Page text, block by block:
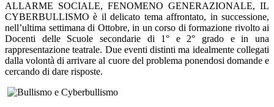
ALLARME SOCIALE, FENOMENO GENERAZIONALE, IL
CYBERBULLISMO è il delicato tema affrontato, in successione,
nell’ultima settimana di Ottobre, in un corso di formazione rivolto ai
Docenti delle Scuole secondarie di 1° e 2° grado e in una
rappresentazione teatrale. Due eventi distinti ma idealmente collegati
dalla volontà di arrivare al cuore del problema ponendosi domande e
cercando di dare risposte.